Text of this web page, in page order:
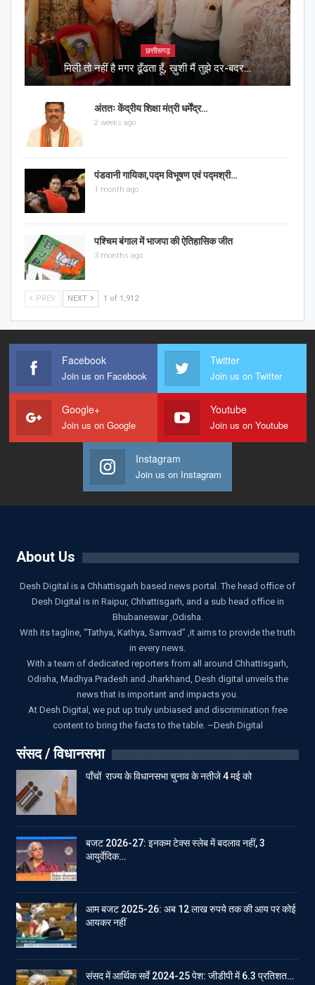
छत्तीसगढ़
मिली तो नहीं है मगर ढूँढता हूँ, ख़ुशी मैं तुझे दर-बदर…
अंततः केंद्रीय शिक्षा मंत्री धर्मेंद्र…
2 weeks ago
पंडवानी गायिका,पद्म विभूषण एवं पद्मश्री…
1 month ago
पश्चिम बंगाल में भाजपा की ऐतिहासिक जीत
3 months ago
PREV NEXT 1 of 1,912
Facebook
Join us on Facebook
Twitter
Join us on Twitter
Google+
Join us on Google
Youtube
Join us on Youtube
Instagram
Join us on Instagram
About Us
Desh Digital is a Chhattisgarh based news portal. The head office of
Desh Digital is in Raipur, Chhattisgarh, and a sub head office in
Bhubaneswar ,Odisha.
With its tagline, “Tathya, Kathya, Samvad” ,it aims to provide the truth
in every news.
With a team of dedicated reporters from all around Chhattisgarh,
Odisha, Madhya Pradesh and Jharkhand, Desh digital unveils the
news that is important and impacts you.
At Desh Digital, we put up truly unbiased and discrimination free
content to bring the facts to the table. –Desh Digital
संसद / विधानसभा
पाँचों राज्य के विधानसभा चुनाव के नतीजे 4 मई को
बजट 2026-27: इनकम टेक्स स्लेब में बदलाव नहीं, 3
आयुर्वेदिक…
आम बजट 2025-26: अब 12 लाख रुपये तक की आय पर कोई
आयकर नहीं
संसद में आर्थिक सर्वे 2024-25 पेश: जीडीपी में 6.3 प्रतिशत…